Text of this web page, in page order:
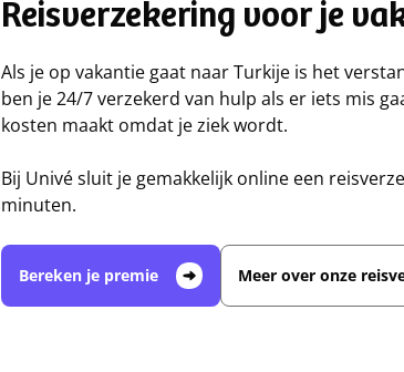
Reisverzekering voor je
Als je op vakantie gaat naar Turkije is het
ben je 24/7 verzekerd van hulp als er iets mis
kosten maakt omdat je ziek wordt.
Bij Univé sluit je gemakkelijk online een
minuten.
Bereken je premie Meer over onze